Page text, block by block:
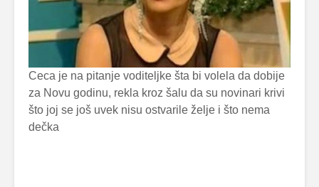
Ceca je na pitanje voditeljke šta bi volela da dobije
za Novu godinu, rekla kroz šalu da su novinari krivi
što joj se još uvek nisu ostvarile želje i što nema
dečka